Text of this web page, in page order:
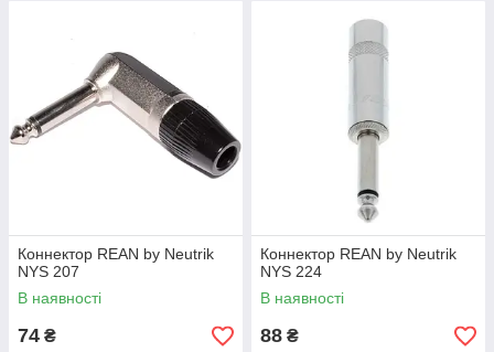
Коннектор REAN by Neutrik
NYS 207
В наявності
74 ₴
Коннектор REAN by Neutrik
NYS 224
В наявності
88 ₴